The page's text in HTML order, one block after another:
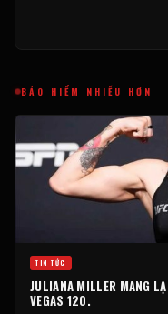
BẢO HIỂM NHIỀU HƠN
TIN TỨC
JULIANA MILLER MANG
VEGAS 120.